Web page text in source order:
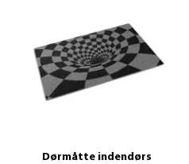
Dørmåtte indendørs